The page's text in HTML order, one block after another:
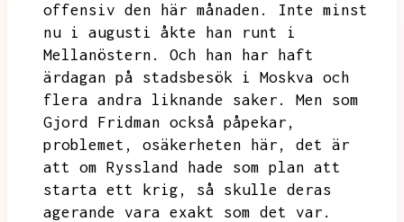
offensiv den här månaden.
Inte minst
nu i augusti åkte han runt i
Mellanöstern.
Och han har haft
ärdagan på stadsbesök i Moskva och
flera andra liknande saker.
Men som
Gjord Fridman också påpekar,
problemet,
osäkerheten här,
det är
att om Ryssland hade som plan att
starta ett krig,
så skulle deras
agerande vara exakt som det var.